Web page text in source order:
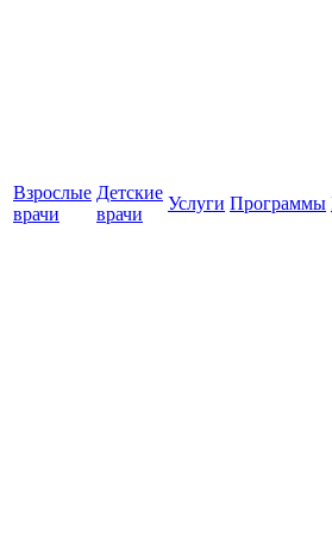
Взрослые
врачи
Детские
врачи
Услуги Программы